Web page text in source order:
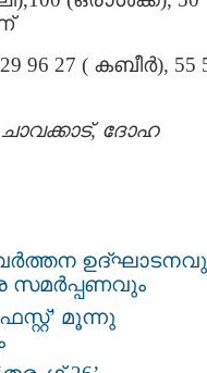
27 ( കബീർ), 55
ദോഹ
സമർപ്പണവും
മൂന്നു